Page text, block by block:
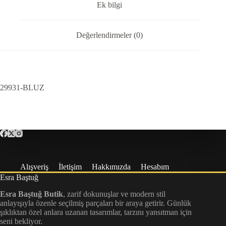
Ek bilgi
Değerlendirmeler (0)
29931-BLUZ
Alışveriş İletişim Hakkımızda
Hesabım
Esra Baştuğ
Esra Baştuğ Butik, zarif dokunuşlar ve modern stil
anlayışıyla özenle seçilmiş parçaları bir araya getirir. Günlük
şıklıktan özel anlara uzanan tasarımlar, tarzını yansıtman için
seni bekliyor.